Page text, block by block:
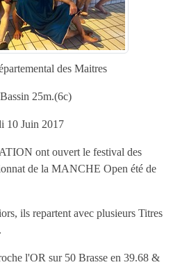
des Maitres
25m.(6c)
10 Juin 2017
ont ouvert le festival des
de la MANCHE Open été de
ils repartent avec plusieurs Titres
l'OR sur 50 Brasse en 39.68 &